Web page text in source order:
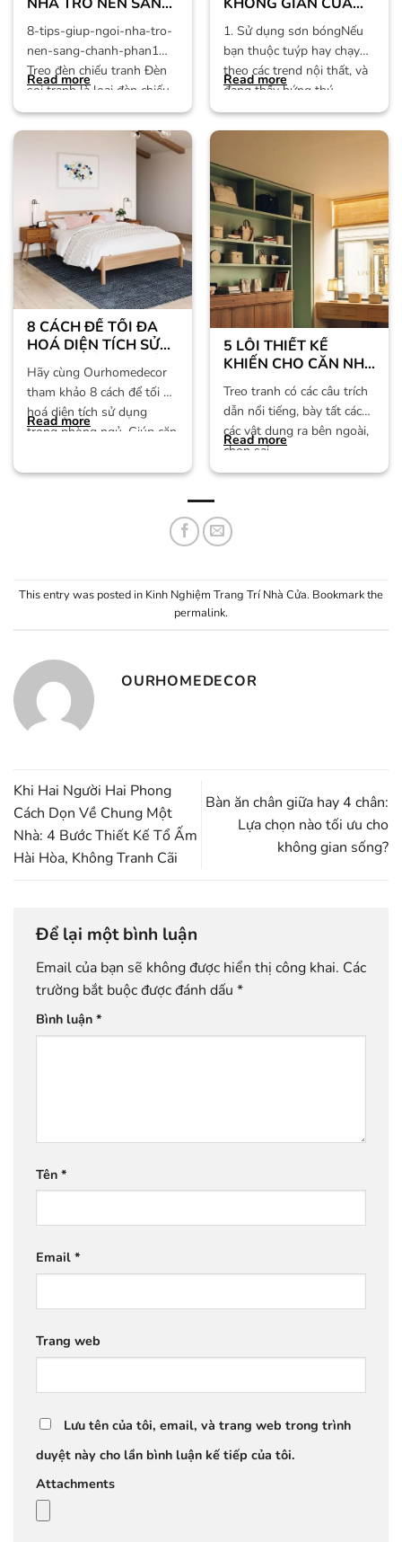
CHẢNH HƠN (MÀ
KHÔNG TỐN NHIỀU
CHI PHÍ) – PHẦN 1
8-tips-giup-ngoi-nha-tro-
nen-sang-chanh-phan1
Treo đèn chiếu tranh Đèn
soi tranh là loại đèn chiếu
thẳng vào tranh tạo điểm
nhấn cho bức
Read more
BẠN TRỞ NÊN RỘNG
HƠN
1. Sử dụng sơn bóngNếu
bạn thuộc tuýp hay chạy
theo các trend nội thất, và
đang thấy hứng thú
Read more
8 CÁCH ĐỂ TỐI ĐA
HOÁ DIỆN TÍCH SỬ
DỤNG PHÒNG NGỦ
Hãy cùng Ourhomedecor
tham khảo 8 cách để tối đa
hoá diện tích sử dụng
trong phòng ngủ. Giúp căn
Read more
5 LỖI THIẾT KẾ
KHIẾN CHO CĂN NHÀ
TRỞ NÊN KÉM SANG
TRỌNG
Treo tranh có các câu trích
dẫn nổi tiếng, bày tất các
các vật dung ra bên ngoài,
chọn sai
Read more
This entry was posted in Kinh Nghiệm Trang Trí Nhà Cửa. Bookmark the
permalink.
OURHOMEDECOR
Khi Hai Người Hai Phong
Cách Dọn Về Chung Một
Nhà: 4 Bước Thiết Kế Tổ Ấm
Hài Hòa, Không Tranh Cãi
Bàn ăn chân giữa hay 4 chân:
Lựa chọn nào tối ưu cho
không gian sống?
Để lại một bình luận
Email của bạn sẽ không được hiển thị công khai. Các
trường bắt buộc được đánh dấu *
Bình luận *
Tên *
Email *
Trang web
Lưu tên của tôi, email, và trang web trong trình
duyệt này cho lần bình luận kế tiếp của tôi.
Attachments